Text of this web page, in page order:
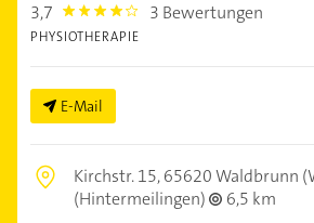
3,7 3.7 3 Bewertungen
PHYSIOTHERAPIE
E-Mail
Kirchstr. 15,65620 Waldbrunn
(Hintermeilingen)
6,5 km